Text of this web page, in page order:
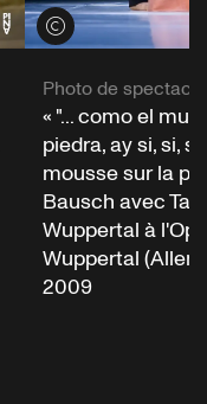
Voir les crédits
Photo de spectacle
« "... como el
piedra, ay si, si,
mousse sur la
Bausch avec
Wuppertal à
Wuppertal
2009